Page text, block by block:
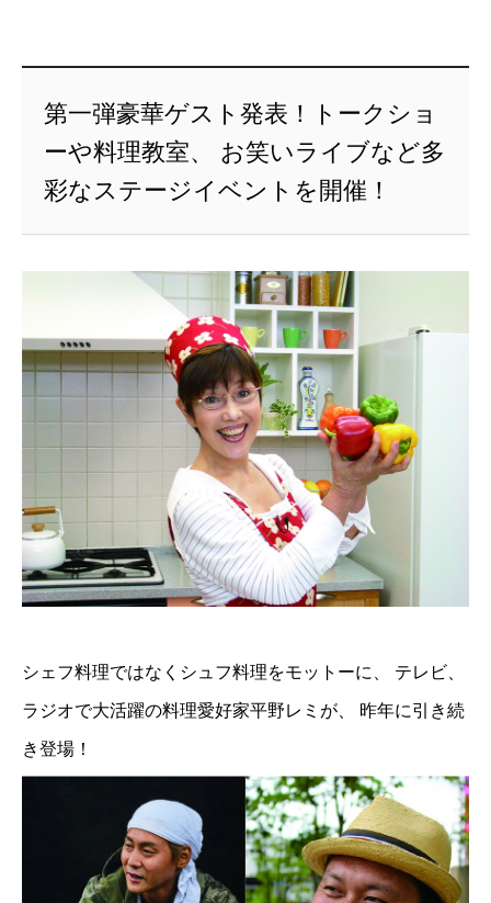
第一弾豪華ゲスト発表！トークショ
ーや料理教室、 お笑いライブなど多
彩なステージイベントを開催！
シェフ料理ではなくシュフ料理をモットーに、 テレビ、
ラジオで大活躍の料理愛好家平野レミが、 昨年に引き続
き登場！